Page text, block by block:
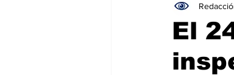
Nacionales Beltrán
Roldán
El